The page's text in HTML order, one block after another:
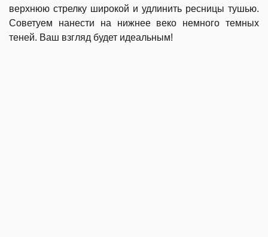
верхнюю стрелку широкой и удлинить ресницы тушью.
Советуем нанести на нижнее веко немного темных
теней. Ваш взгляд будет идеальным!